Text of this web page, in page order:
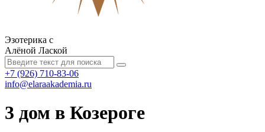
Эзотерика с
Алёной Лаской
+7 (926) 710-83-06
info@elaraakademia.ru
3 дом в Козероге